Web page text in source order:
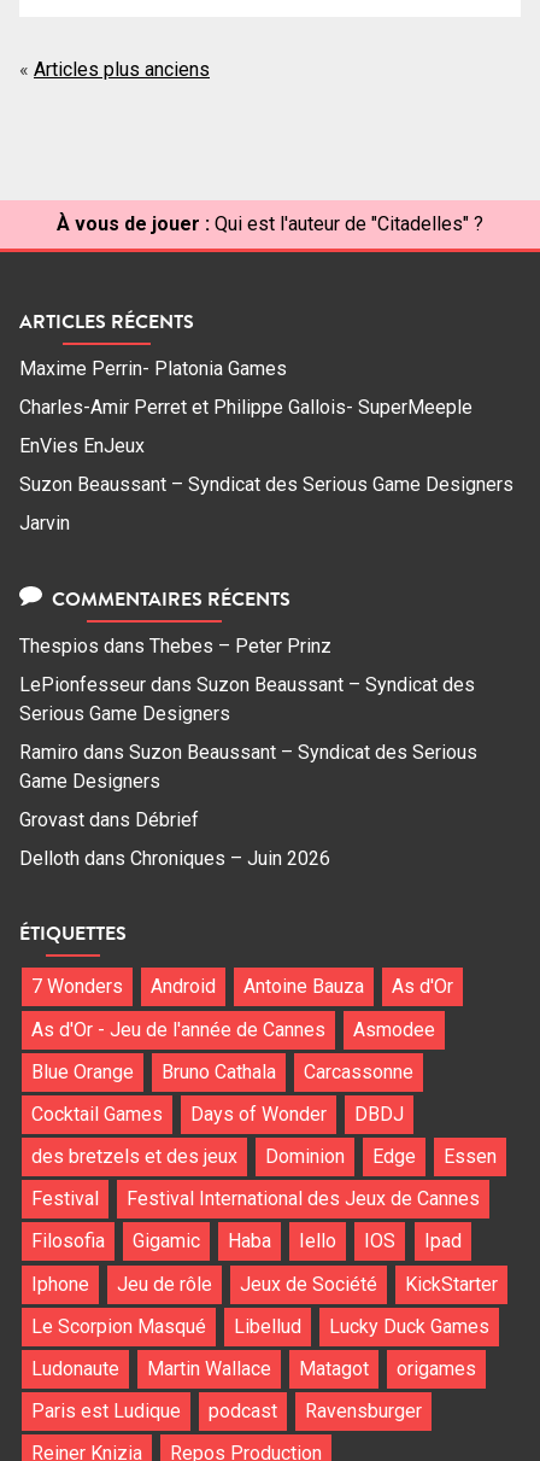
Navigation
Articles plus anciens
À vous de jouer : Qui est l'auteur de "Citadelles" ?
ARTICLES RÉCENTS
Maxime Perrin- Platonia Games
Charles-Amir Perret et Philippe Gallois- SuperMeeple
EnVies EnJeux
Suzon Beaussant – Syndicat des Serious Game Designers
Jarvin
COMMENTAIRES RÉCENTS
Thespios dans Thebes – Peter Prinz
LePionfesseur dans Suzon Beaussant – Syndicat des
Serious Game Designers
Ramiro dans Suzon Beaussant – Syndicat des Serious
Game Designers
Grovast dans Débrief
Delloth dans Chroniques – Juin 2026
ÉTIQUETTES
7 Wonders Android Antoine Bauza
As d'Or
As d'Or - Jeu de l'année de Cannes
Asmodee
Blue Orange
Bruno Cathala
Carcassonne
Cocktail Games
Days of Wonder
DBDJ
des bretzels et des jeux
Dominion Edge
Essen
Festival
Festival International des Jeux de Cannes
Filosofia
Gigamic Haba Iello IOS
Ipad
Iphone
Jeu de rôle Jeux de Société
KickStarter
Le Scorpion Masqué
Libellud
Lucky Duck Games
Ludonaute
Martin Wallace Matagot
origames
Paris est Ludique
podcast
Ravensburger
Reiner Knizia
Repos Production